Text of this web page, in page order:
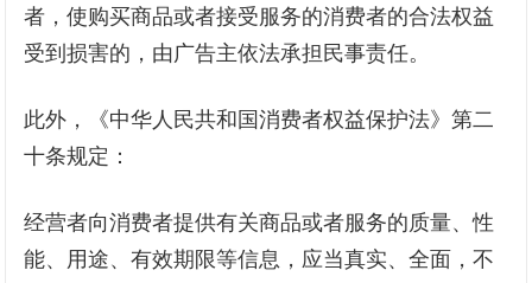
者，使购买商品或者接受服务的消费者的合法权益
受到损害的，由广告主依法承担民事责任。
此外，《中华人民共和国消费者权益保护法》第二
十条规定：
经营者向消费者提供有关商品或者服务的质量、性
能、用途、有效期限等信息，应当真实、全面，不